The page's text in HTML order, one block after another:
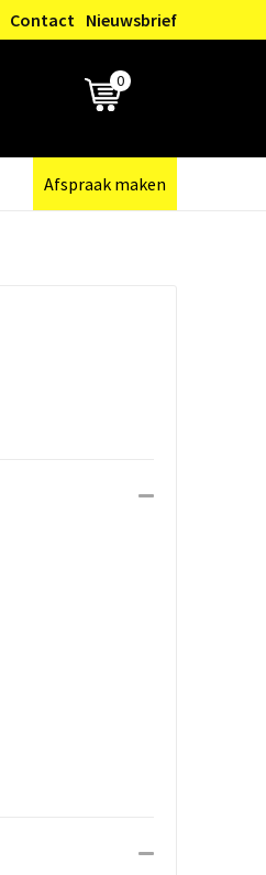
Contact Nieuwsbrief
0
Afspraak maken